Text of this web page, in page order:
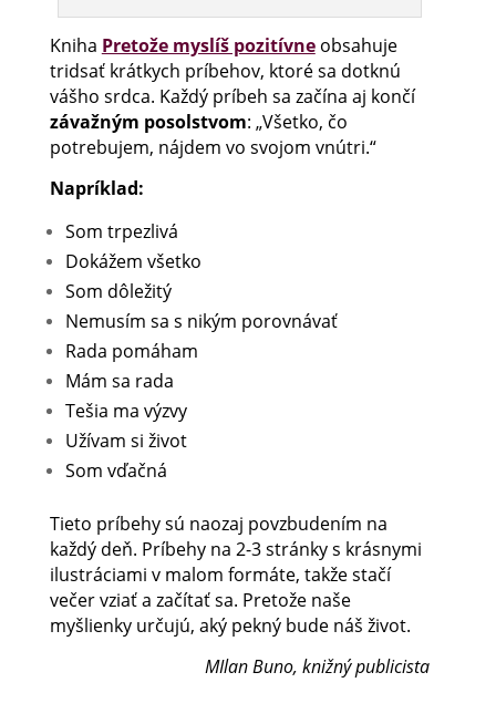
Kniha Pretože myslíš pozitívne obsahuje
tridsať krátkych príbehov, ktoré sa dotknú
vášho srdca. Každý príbeh sa začína aj končí
závažným posolstvom: „Všetko, čo
potrebujem, nájdem vo svojom vnútri.“
Napríklad:
Som trpezlivá
Dokážem všetko
Som dôležitý
Nemusím sa s nikým porovnávať
Rada pomáham
Mám sa rada
Tešia ma výzvy
Užívam si život
Som vďačná
Tieto príbehy sú naozaj povzbudením na
každý deň. Príbehy na 2-3 stránky s krásnymi
ilustráciami v malom formáte, takže stačí
večer vziať a začítať sa. Pretože naše
myšlienky určujú, aký pekný bude náš život.
MIlan Buno, knižný publicista